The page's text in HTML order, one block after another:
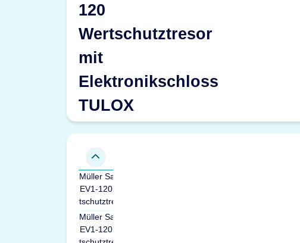
120
Wertschutztresor
mit
Elektronikschloss
TULOX